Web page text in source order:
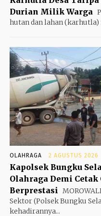
Durian Milik Warga
hutan dan lahan (karhutla)
OLAHRAGA 2 AGUSTUS 2026
Kapolsek Bungku
Olahraga Demi Cetak
Berprestasi
Sektor (Polsek Bungku
kehadirannya...